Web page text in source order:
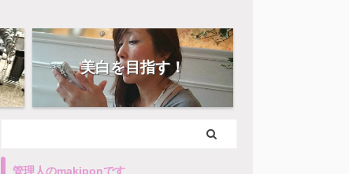
美白を目指す！
管理人のmakiponです